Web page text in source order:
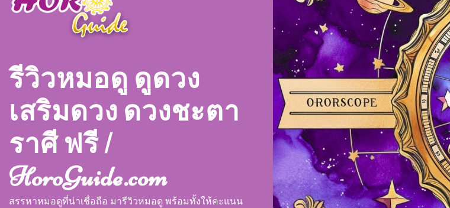
รีวิวหมอดู ดูดวง
เสริมดวง ดวงชะตา
ราศี ฟรี |
HoroGuide.com
สรรหาหมอดูที่น่าเชื่อถือ มารีวิวหมอดู พร้อมทั้งให้คะแนน